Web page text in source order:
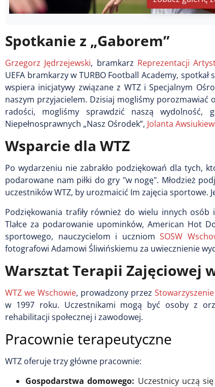
Spotkanie z „Gaborem”
Grzegorz Jędrzejewski, bramkarz Reprezentacji
UEFA bramkarzy w TURBO Football Academy,
wspiera inicjatywy związane z WTZ i Specjalnym
naszym przyjacielem. Dzisiaj mogliśmy porozmawiać
radości, mogliśmy sprawdzić naszą wydolność,
Niepełnosprawnych „Nasz Ośrodek”, Jolanta
Wsparcie dla WTZ
Po wydarzeniu nie zabrakło podziękowań dla tych,
podarowane nam piłki do gry "w nogę". Młodzież
uczestników WTZ, by urozmaicić Im zajęcia sportowe.
Podziękowania trafiły również do wielu innych
Tlałce za podarowanie upominków, American Hot
sportowego, nauczycielom i uczniom SOSW
fotografowi Adamowi Śliwińskiemu za uwiecznienie
Warsztat Terapii Zajęciowej
WTZ we Wschowie, prowadzony przez
w 1997 roku. Uczestnikami mogą być osoby z
rehabilitacji społecznej i zawodowej.
Pracownie terapeutyczne
WTZ oferuje trzy główne pracownie:
Gospodarstwa domowego: Uczestnicy uczą